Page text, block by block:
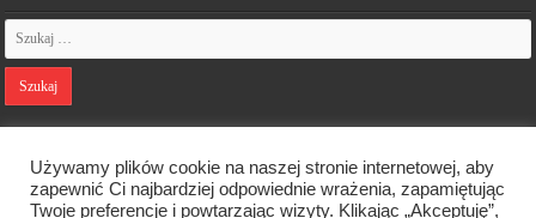
Używamy plików cookie na naszej stronie internetowej, aby
zapewnić Ci najbardziej odpowiednie wrażenia, zapamiętując
Twoje preferencje i powtarzając wizyty. Klikając „Akceptuję”,